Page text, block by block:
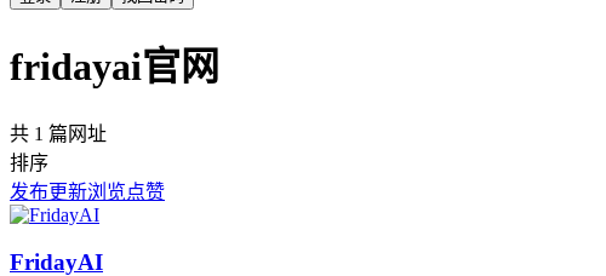
fridayai官网
共 1 篇网址
排序
发布更新浏览点赞
FridayAI